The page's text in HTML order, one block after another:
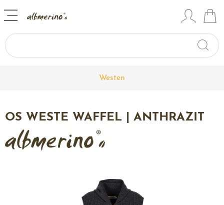
Westen
OS WESTE WAFFEL | ANTHRAZIT